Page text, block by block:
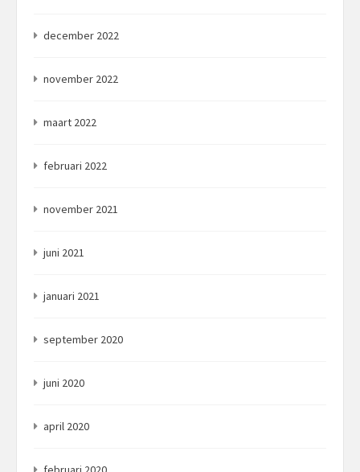
december 2022
november 2022
maart 2022
februari 2022
november 2021
juni 2021
januari 2021
september 2020
juni 2020
april 2020